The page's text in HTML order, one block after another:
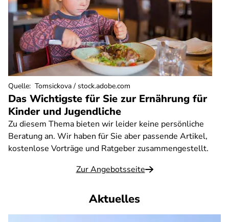
Das Wichtigste für Sie zur Ernährung für
Kinder und Jugendliche
Zu diesem Thema bieten wir leider keine persönliche
Beratung an. Wir haben für Sie aber passende Artikel,
kostenlose Vorträge und Ratgeber zusammengestellt.
Zur Angebotsseite
Quelle: Tomsickova / stock.adobe.com
Aktuelles